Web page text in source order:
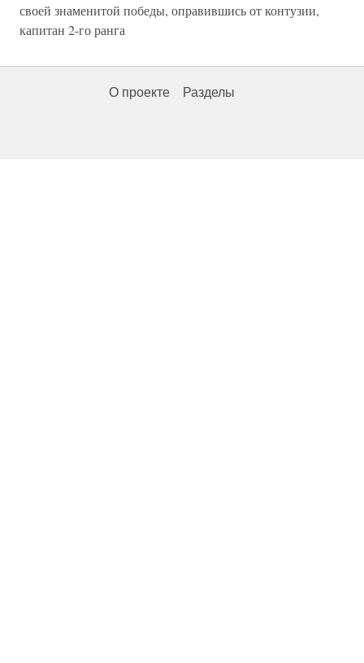
своей знаменитой победы, оправившись от контузии,
капитан 2-го ранга
О проекте Разделы